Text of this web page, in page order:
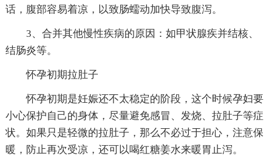
话，腹部容易着凉，以致肠蠕动加快导致腹泻。
3、合并其他慢性疾病的原因：如甲状腺疾并结核、
结肠炎等。
怀孕初期拉肚子
怀孕初期是妊娠还不太稳定的阶段，这个时候孕妇要
小心保护自己的身体，尽量避免感冒、发烧、拉肚子等症
状。如果只是轻微的拉肚子，那么不必过于担心，注意保
暖，防止再次受凉，还可以喝红糖姜水来暖胃止泻。